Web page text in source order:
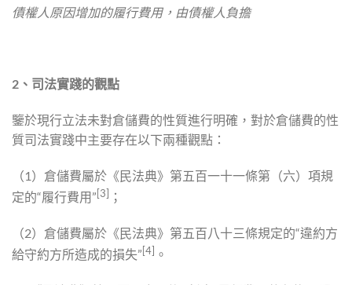
債權人原因增加的履行費用，由債權人負擔
2、 司法實踐的觀點
鑒於現行立法未對倉儲費的性質進行明確，對於倉儲費的性
質司法實踐中主要存在以下兩種觀點：
（1）倉儲費屬於《民法典》第五百一十一條第（六）項規
定的“履行費用”[3] ；
（2）倉儲費屬於《民法典》第五百八十三條規定的“違約方
給守約方所造成的損失”[4] 。